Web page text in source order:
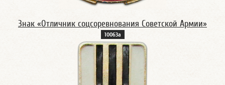
Знак «Отличник соцсоревнования Советской Армии»
10063а